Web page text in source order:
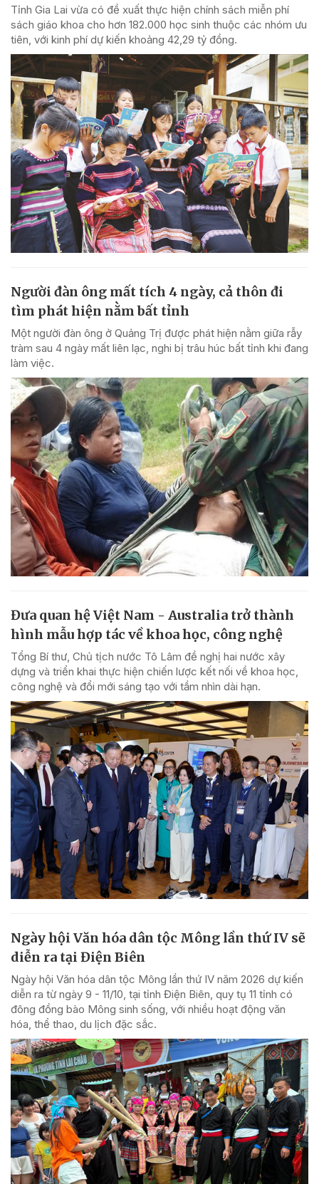
Tỉnh Gia Lai vừa có đề xuất thực hiện chính sách miễn phí
sách giáo khoa cho hơn 182.000 học sinh thuộc các nhóm ưu
tiên, với kinh phí dự kiến khoảng 42,29 tỷ đồng.
Người đàn ông mất tích 4 ngày, cả thôn đi
tìm phát hiện nằm bất tỉnh
Một người đàn ông ở Quảng Trị được phát hiện nằm giữa rẫy
tràm sau 4 ngày mất liên lạc, nghi bị trâu húc bất tỉnh khi đang
làm việc.
Đưa quan hệ Việt Nam - Australia trở thành
hình mẫu hợp tác về khoa học, công nghệ
Tổng Bí thư, Chủ tịch nước Tô Lâm đề nghị hai nước xây
dựng và triển khai thực hiện chiến lược kết nối về khoa học,
công nghệ và đổi mới sáng tạo với tầm nhìn dài hạn.
Ngày hội Văn hóa dân tộc Mông lần thứ IV sẽ
diễn ra tại Điện Biên
Ngày hội Văn hóa dân tộc Mông lần thứ IV năm 2026 dự kiến
diễn ra từ ngày 9 - 11/10, tại tỉnh Điện Biên, quy tụ 11 tỉnh có
đông đồng bào Mông sinh sống, với nhiều hoạt động văn
hóa, thể thao, du lịch đặc sắc.